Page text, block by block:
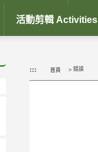
活動剪輯 Activities
::: 首頁 錯誤